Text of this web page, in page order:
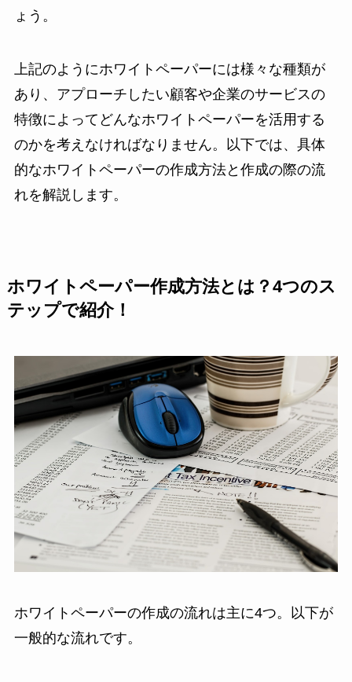
ょう。
上記のようにホワイトペーパーには様々な種類が
あり、アプローチしたい顧客や企業のサービスの
特徴によってどんなホワイトペーパーを活用する
のかを考えなければなりません。以下では、具体
的なホワイトペーパーの作成方法と作成の際の流
れを解説します。
ホワイトペーパー作成方法とは？4つのス
テップで紹介！
ホワイトペーパーの作成の流れは主に4つ。以下が
一般的な流れです。